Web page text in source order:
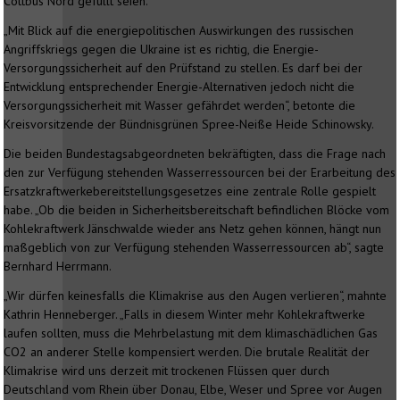
„Mit Blick auf die energiepolitischen Auswirkungen des russischen
Angriffskriegs gegen die Ukraine ist es richtig, die Energie-
Versorgungssicherheit auf den Prüfstand zu stellen. Es darf bei der
Entwicklung entsprechender Energie-Alternativen jedoch nicht die
Versorgungssicherheit mit Wasser gefährdet werden“, betonte die
Kreisvorsitzende der Bündnisgrünen Spree-Neiße Heide Schinowsky.
Die beiden Bundestagsabgeordneten bekräftigten, dass die Frage nach
den zur Verfügung stehenden Wasserressourcen bei der Erarbeitung des
Ersatzkraftwerkebereitstellungsgesetzes eine zentrale Rolle gespielt
habe. „Ob die beiden in Sicherheitsbereitschaft befindlichen Blöcke vom
Kohlekraftwerk Jänschwalde wieder ans Netz gehen können, hängt nun
maßgeblich von zur Verfügung stehenden Wasserressourcen ab“, sagte
Bernhard Herrmann.
„Wir dürfen keinesfalls die Klimakrise aus den Augen verlieren“, mahnte
Kathrin Henneberger. „Falls in diesem Winter mehr Kohlekraftwerke
laufen sollten, muss die Mehrbelastung mit dem klimaschädlichen Gas
CO2 an anderer Stelle kompensiert werden. Die brutale Realität der
Klimakrise wird uns derzeit mit trockenen Flüssen quer durch
Deutschland vom Rhein über Donau, Elbe, Weser und Spree vor Augen